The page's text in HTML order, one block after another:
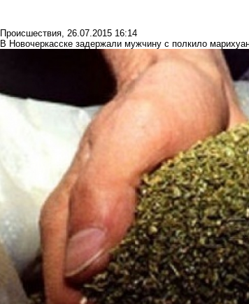
Происшествия, 26.07.2015 16:14
В Новочеркасске задержали мужчину с полкило